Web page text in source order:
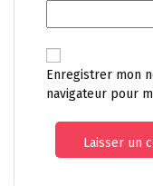
Enregistrer mon
navigateur pour